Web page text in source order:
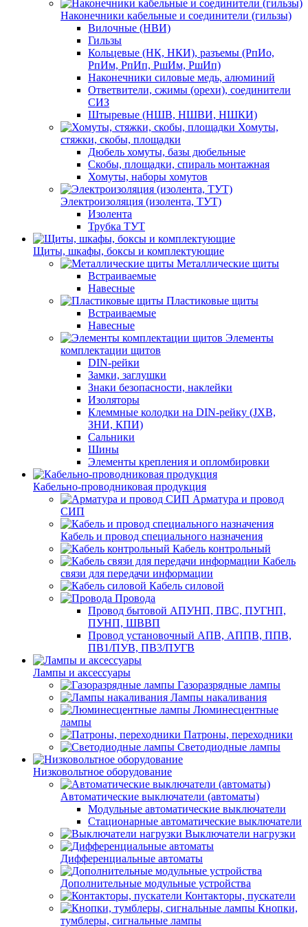
Наконечники кабельные и соединители (гильзы)
Вилочные (НВИ)
Гильзы
Кольцевые (НК, НКИ), разъемы (РпИо,
РпИм, РпИп, РшИм, РшИп)
Наконечники силовые медь, алюминий
Ответвители, сжимы (орехи), соединители
СИЗ
Штыревые (НШВ, НШВИ, НШКИ)
Хомуты,
стяжки, скобы, площадки
Дюбель хомуты, базы дюбельные
Скобы, площадки, спираль монтажная
Хомуты, наборы хомутов
Электроизоляция (изолента, ТУТ)
Изолента
Трубка ТУТ
Щиты, шкафы, боксы и комплектующие
Металлические щиты
Встраиваемые
Навесные
Пластиковые щиты
Встраиваемые
Навесные
Элементы
комплектации щитов
DIN-рейки
Замки, заглушки
Знаки безопасности, наклейки
Изоляторы
Клеммные колодки на DIN-рейку (JXB,
ЗНИ, КПИ)
Сальники
Шины
Элементы крепления и опломбировки
Кабельно-проводниковая продукция
Арматура и провод
СИП
Кабель и провод специального назначения
Кабель контрольный
Кабель
связи для передачи информации
Кабель силовой
Провода
Провод бытовой АПУНП, ПВС, ПУГНП,
ПУНП, ШВВП
Провод установочный АПВ, АППВ, ППВ,
ПВ1/ПУВ, ПВ3/ПУГВ
Лампы и аксессуары
Газоразрядные лампы
Лампы накаливания
Люминесцентные
лампы
Патроны, переходники
Светодиодные лампы
Низковольтное оборудование
Автоматические выключатели (автоматы)
Модульные автоматические выключатели
Стационарные автоматические выключатели
Выключатели нагрузки
Дифференциальные автоматы
Дополнительные модульные устройства
Контакторы, пускатели
Кнопки,
тумблеры, сигнальные лампы